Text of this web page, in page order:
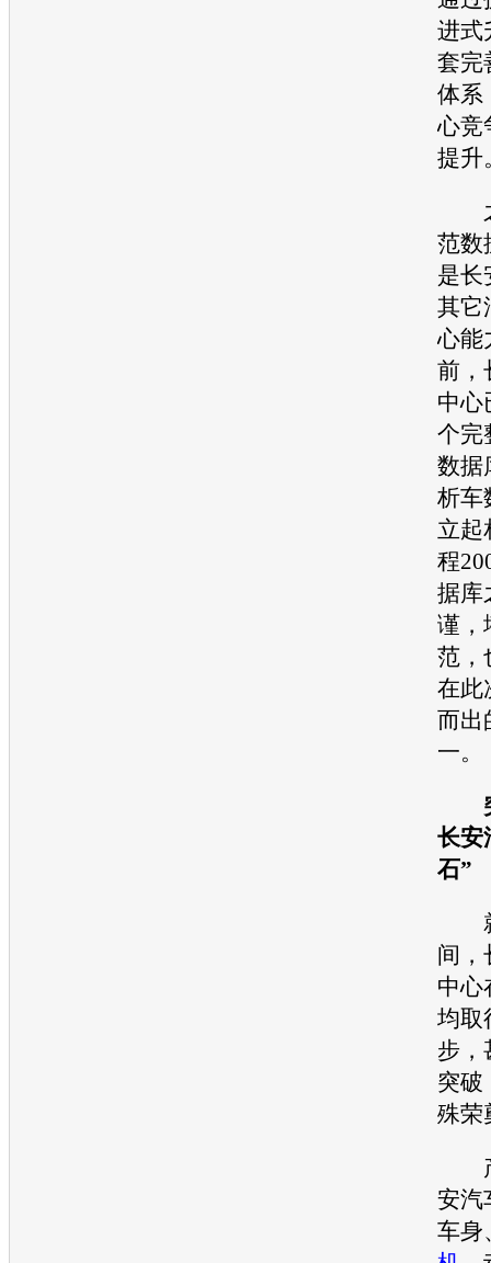
进式
套完
体系
心竞
提升
之
范数
是长
其它
心能
前，
中心
个完
数据
析车
立起
程
据库
谨，
范，
在此
而出
一。
突
长安
石”
就
间，
中心
均取
步，
突破
殊荣
产
安汽
车身